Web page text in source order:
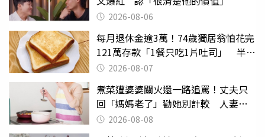
2026-08-06
每月退休金逾3萬！74歲獨居翁怕花完
121萬存款「1餐只吃1片吐司」 半年
後暴瘦嚇壞女兒
2026-08-07
煮菜遭婆婆關火還一路追罵！丈夫只
回「媽媽老了」勸她別計較 人妻超
崩潰：我像台傭
2026-08-08